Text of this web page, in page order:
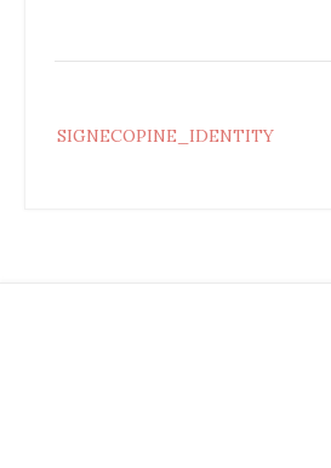
navigation
SIGNECOPINE_IDENTITY